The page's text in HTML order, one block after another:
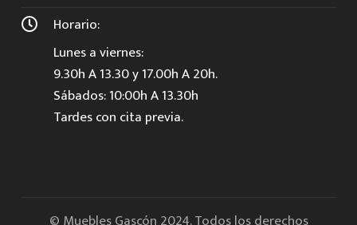
Horario:
Lunes a viernes:
9.30h A 13.30 y 17.00h A 20h.
Sábados: 10:00h A 13.30h
Tardes con cita previa.